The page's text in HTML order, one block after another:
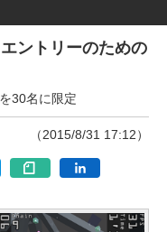
ントリーのための
30名に限定
（2015/8/31 17:12）